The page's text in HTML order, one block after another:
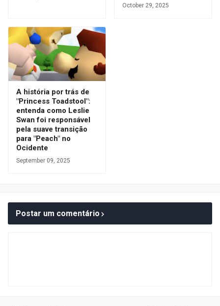
October 29, 2025
A história por trás de
"Princess Toadstool":
entenda como Leslie
Swan foi responsável
pela suave transição
para "Peach" no
Ocidente
September 09, 2025
Postar um comentário